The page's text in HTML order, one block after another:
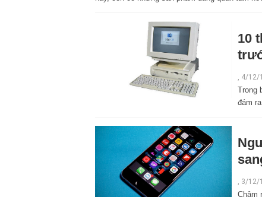
10
, 4/12/
Trong
đám
, 3/12/
Chậm